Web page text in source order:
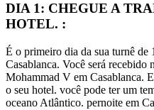
DIA 1: CHEGUE A
HOTEL. :
É o primeiro dia da sua turnê de
Casablanca. Você será recebido
Mohammad V em Casablanca.
o seu hotel. você pode ter um
oceano Atlântico. pernoite em